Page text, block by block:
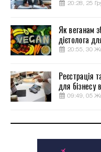
20:28, 25
Як веганам
дієтолога
20:55, 30
Реєстрація
для бізнесу
09:49, 05